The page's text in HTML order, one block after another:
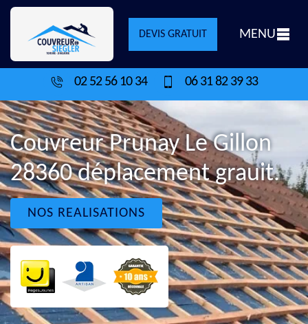
DEVIS GRATUIT MENU
02 52 56 10 34 06 31 82 39 33
Couvreur Prunay Le Gillon
28360 déplacement grauit.
NOS REALISATIONS